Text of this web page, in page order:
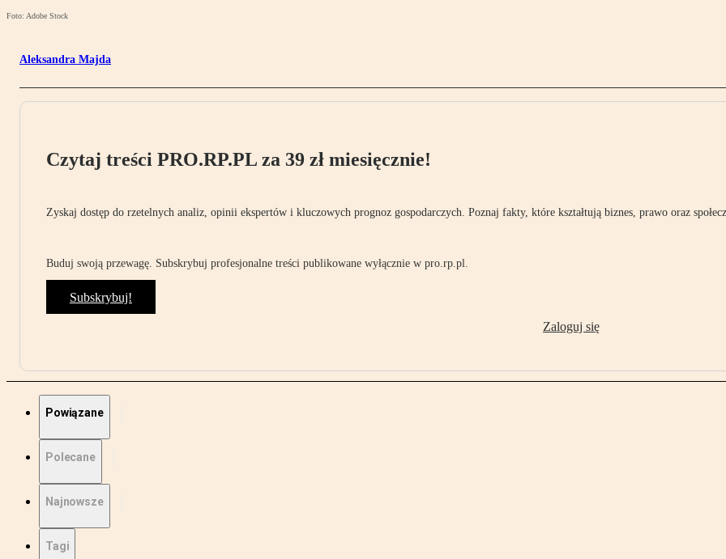
Foto: Adobe Stock
Aleksandra Majda
Czytaj treści PRO.RP.PL za 39 zł miesięcznie!
Zyskaj dostęp do rzetelnych analiz, opinii ekspertów i kluczowych prognoz gospodarczych. Poznaj fakty, które kształtują biznes, prawo oraz
Buduj swoją przewagę. Subskrybuj profesjonalne treści publikowane wyłącznie w pro.rp.pl.
Subskrybuj!
Zaloguj się
Powiązane
Polecane
Najnowsze
Tagi